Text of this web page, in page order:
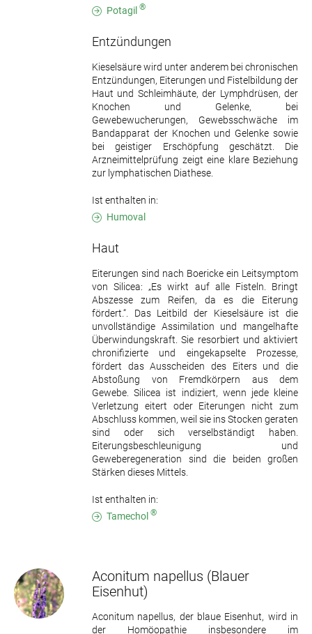
Potagil ®
Entzündungen
Kieselsäure wird unter anderem bei chronischen
Entzündungen, Eiterungen und Fistelbildung der
Haut und Schleimhäute, der Lymphdrüsen, der
Knochen und Gelenke, bei
Gewebewucherungen, Gewebsschwäche im
Bandapparat der Knochen und Gelenke sowie
bei geistiger Erschöpfung geschätzt. Die
Arzneimittelprüfung zeigt eine klare Beziehung
zur lymphatischen Diathese.
Ist enthalten in:
Humoval
Haut
Eiterungen sind nach Boericke ein Leitsymptom
von Silicea: „Es wirkt auf alle Fisteln. Bringt
Abszesse zum Reifen, da es die Eiterung
fördert.“. Das Leitbild der Kieselsäure ist die
unvollständige Assimilation und mangelhafte
Überwindungskraft. Sie resorbiert und aktiviert
chronifizierte und eingekapselte Prozesse,
fördert das Ausscheiden des Eiters und die
Abstoßung von Fremdkörpern aus dem
Gewebe. Silicea ist indiziert, wenn jede kleine
Verletzung eitert oder Eiterungen nicht zum
Abschluss kommen, weil sie ins Stocken geraten
sind oder sich verselbständigt haben.
Eiterungsbeschleunigung und
Geweberegeneration sind die beiden großen
Stärken dieses Mittels.
Ist enthalten in:
Tamechol ®
Aconitum napellus (Blauer
Eisenhut)
Aconitum napellus, der blaue Eisenhut, wird in
der Homöopathie insbesondere im